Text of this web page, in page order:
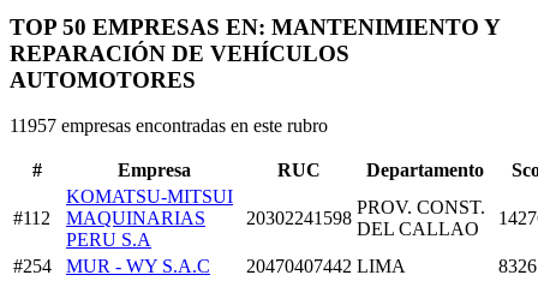
TOP 50 EMPRESAS EN: MANTENIMIENTO Y
REPARACIÓN DE VEHÍCULOS
AUTOMOTORES
11957 empresas encontradas en este rubro
# Empresa RUC Departamento
#112
KOMATSU-MITSUI
MAQUINARIAS
PERU S.A
20302241598
PROV. CONST.
DEL CALLAO
#254 MUR - WY S.A.C 20470407442 LIMA